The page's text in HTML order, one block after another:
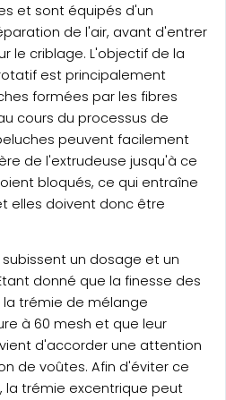
et sont équipés d'un
de l'air, avant d'entrer
le criblage. L'objectif de la
est principalement
formées par les fibres
cours du processus de
peuvent facilement
de l'extrudeuse jusqu'à ce
bloqués, ce qui entraîne
elles doivent donc être
un dosage et un
donné que la finesse des
trémie de mélange
à 60 mesh et que leur
d'accorder une attention
de voûtes. Afin d'éviter ce
la trémie excentrique peut